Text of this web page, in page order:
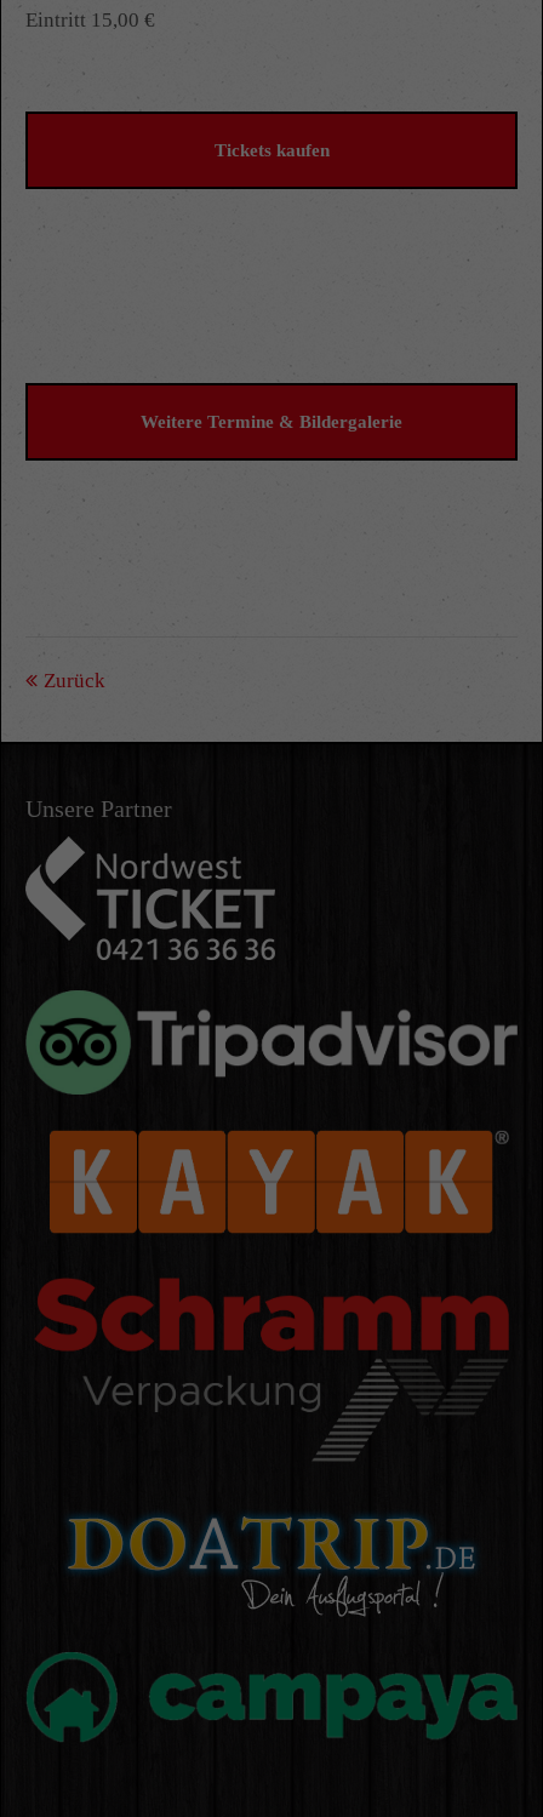
montes, nascetur ridiculus mus. Donec quam felis,
ultricies nec.
Eintritt 15,00 €
Tickets kaufen
Weitere Termine & Bildergalerie
Zurück
Unsere Partner